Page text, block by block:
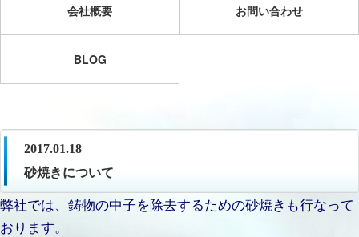
会社概要 お問い合わせ
BLOG
2017.01.18
砂焼きについて
弊社では、鋳物の中子を除去するための砂焼きも行なって
おります。